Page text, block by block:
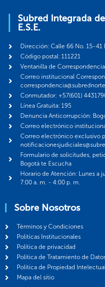
Subred Integrada
E.S.E.
Dirección: Calle 66 No. 15-41
Código postal: 111221
Ventanilla de
Correo institucional
Conmutador: +57(601)
Línea Gratuita: 195
Denuncia Anticorrupción:
Correo electrónico
Correo electrónico exclusivo
Formulario de solicitudes,
Bogotá te Escucha
Horario de Atención: Lunes a
7:00 a. m. - 4:00 p. m.
Sobre Nosotros
Términos y Condiciones
Politicas Institucionales
Política de privacidad
Política de Tratamiento de
Política de Propiedad
Mapa del sitio